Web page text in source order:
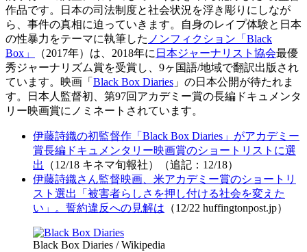
作品です。日本の司法制度と社会状況を浮き彫りにしなが
ら、事件の真相に迫っていきます。自身のレイプ体験と日本
の性暴力をテーマに執筆した ノンフィクション「Black
Box」
（2017年）は、2018年に 日本ジャーナリスト協会最優
秀ジャーナリズム賞を受賞し、9ヶ国語/地域で翻訳出版され
ています。映画「 Black Box Diaries 」の日本公開が待たれま
す。日本人監督初、第97回アカデミー賞の長編ドキュメンタ
リー映画賞にノミネートされています。
伊藤詩織の初監督作「Black Box Diaries」がアカデミー
賞長編ドキュメンタリー映画賞のショートリストに選
出
（12/18 キネマ旬報社）（追記：12/18）
伊藤詩織さん監督映画、米アカデミー賞のショートリ
スト選出「被害者らしさを押し付ける社会を変えた
い」。誓約違反への見解は （12/22 huffingtonpost.jp）
Black Box Diaries / Wikipedia